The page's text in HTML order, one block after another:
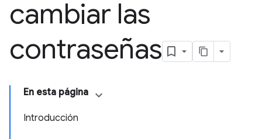
cambiar las
contraseñas
En esta página
Introducción